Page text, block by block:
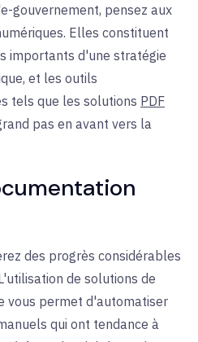
gouvernement, pensez aux
Elles constituent
importants d'une stratégie
et les outils
tels que les solutions PDF
pas en avant vers la
des progrès considérables
de solutions de
vous permet d'automatiser
qui ont tendance à